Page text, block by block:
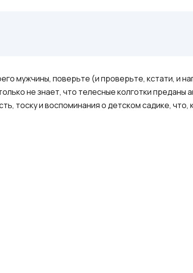
мужчины, поверьте (и проверьте, кстати, и
не знает, что телесные колготки преданы
тоску и воспоминания о детском садике,